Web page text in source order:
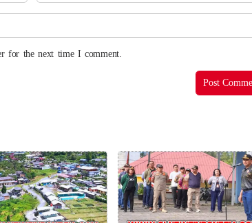
for the next time I comment.